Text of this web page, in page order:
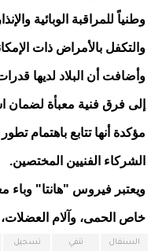
وطنياً للمراقبة الوبائية
والتكفل بالأمراض ذات
وأضافت أن البلاد لديها
إلى فرق فنية معبأة لضمان
مؤكدة أنها تتابع باهتمام
الشركاء الفنيين المختصين.
ويعتبر فيروس "هانتا"
خاص الحمى، وآلام
السنغال تنفي تسجيل